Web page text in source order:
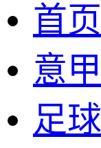
首页
意
足